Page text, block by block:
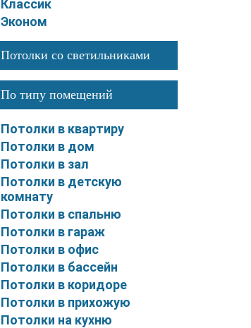
Классик
Эконом
Потолки со светильниками
По типу помещений
Потолки в квартиру
Потолки в дом
Потолки в зал
Потолки в детскую
комнату
Потолки в спальню
Потолки в гараж
Потолки в офис
Потолки в бассейн
Потолки в коридоре
Потолки в прихожую
Потолки на кухню